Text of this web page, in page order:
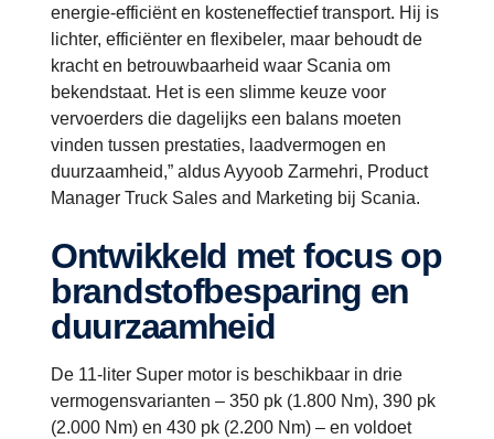
energie-efficiënt en kosteneffectief transport. Hij is
lichter, efficiënter en flexibeler, maar behoudt de
kracht en betrouwbaarheid waar Scania om
bekendstaat. Het is een slimme keuze voor
vervoerders die dagelijks een balans moeten
vinden tussen prestaties, laadvermogen en
duurzaamheid,” aldus Ayyoob Zarmehri, Product
Manager Truck Sales and Marketing bij Scania.
Ontwikkeld met focus op
brandstofbesparing en
duurzaamheid
De 11-liter Super motor is beschikbaar in drie
vermogensvarianten – 350 pk (1.800 Nm), 390 pk
(2.000 Nm) en 430 pk (2.200 Nm) – en voldoet